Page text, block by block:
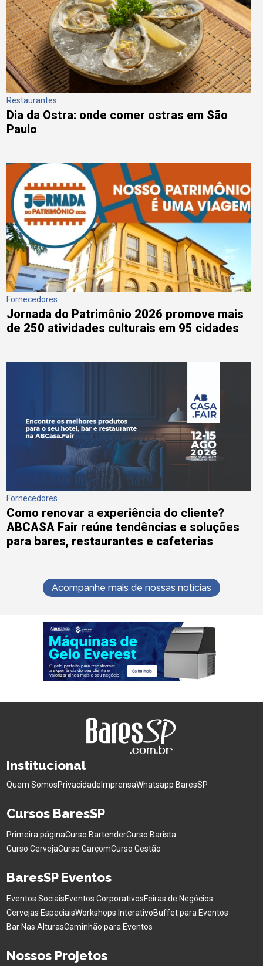
Restaurantes
Dia da Ostra: onde comer ostras em São
Paulo
Fornecedores
Jornada do Patrimônio 2026 promove mais
de 250 atividades culturais em 95 cidades
Fornecedores
Como renovar a experiência do cliente?
ABCASA Fair reúne tendências e soluções
para bares, restaurantes e cafeterias
Acompanhe mais de nossas notícias
Institucional
Quem SomosPrivacidade ImprensaWhatsapp BaresSP
Cursos BaresSP
Primeira páginaCurso BartenderCurso Barista
Curso CervejaCurso GarçomCurso Gestão
BaresSP Eventos
Eventos SociaisEventos CorporativosFeiras de Negócios
Cervejas EspeciaisWorkshops InterativoBuffet para Eventos
Bar Nas AlturasCaminhão para Eventos
Nossos Projetos